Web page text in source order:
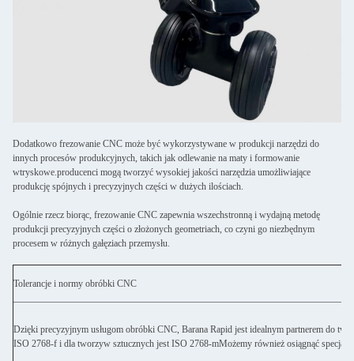
Dodatkowo frezowanie CNC może być wykorzystywane w produkcji narzędzi do
innych procesów produkcyjnych, takich jak odlewanie na maty i formowanie
wtryskowe.producenci mogą tworzyć wysokiej jakości narzędzia umożliwiające
produkcję spójnych i precyzyjnych części w dużych ilościach.
Ogólnie rzecz biorąc, frezowanie CNC zapewnia wszechstronną i wydajną metodę
produkcji precyzyjnych części o złożonych geometriach, co czyni go niezbędnym
procesem w różnych gałęziach przemysłu.
Tolerancje i normy obróbki CNC
Dzięki precyzyjnym usługom obróbki CNC, Barana Rapid jest idealnym partnerem do
ISO 2768-f i dla tworzyw sztucznych jest ISO 2768-mMożemy również osiągnąć